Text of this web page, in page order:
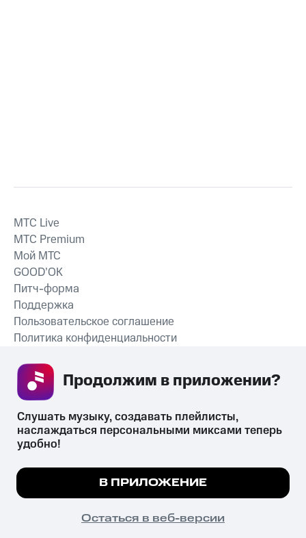
СКАЧАТЬ ПРИЛОЖЕНИЕ
MTС Live
MTС Premium
Мой МТС
GOOD’OK
Питч-форма
Поддержка
Пользовательское соглашение
Политика конфиденциальности
психотропных веществ, их аналогов причиняет вред здоровью,
их незаконный оборот запрещён и влечёт установленную
законодательством ответственность.
© 2026 ООО «КИОН».
Все права защищены
Мы используем куки, чтобы на сайте все
Подробнее
ПОНЯТНО
Слушать музыку, создавать плейлисты,
наслаждаться персональными миксами теперь
удобно!
В ПРИЛОЖЕНИЕ
Остаться в веб-версии